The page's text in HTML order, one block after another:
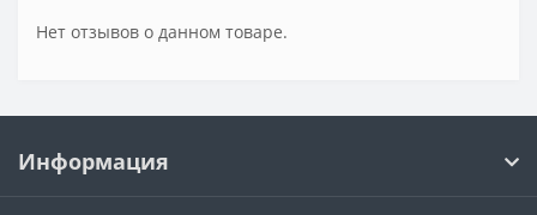
Нет отзывов о данном товаре.
Информация